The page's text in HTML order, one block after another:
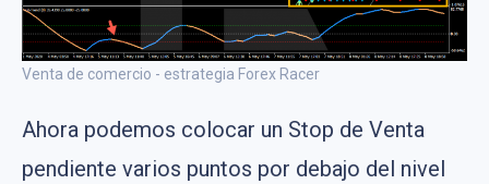
Venta de comercio - estrategia Forex Racer
Ahora podemos colocar un Stop de Venta
pendiente varios puntos por debajo del nivel